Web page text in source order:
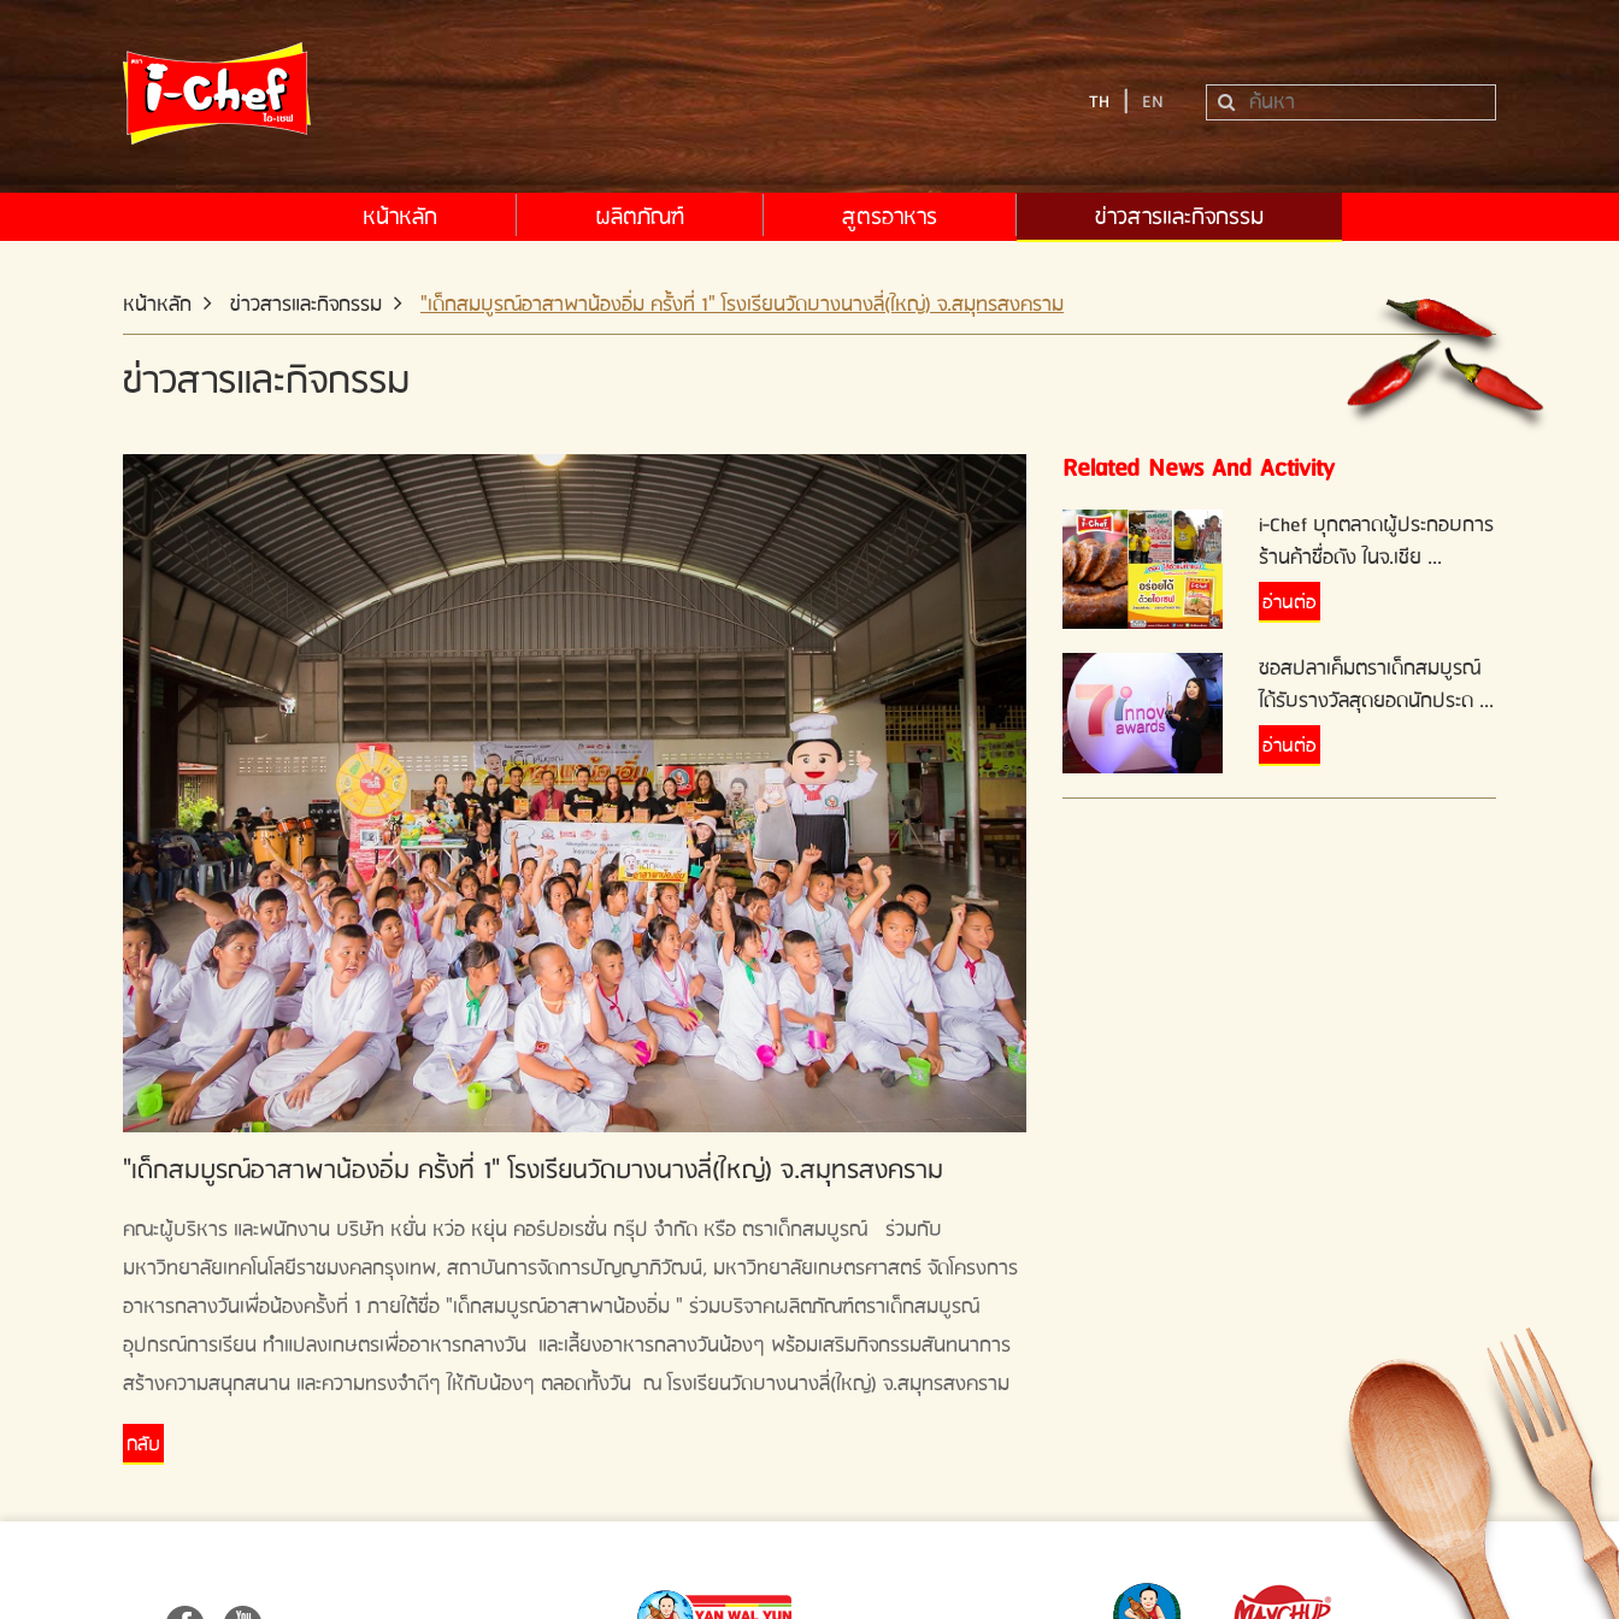
TH | EN
หน้าหลัก ผลิตภัณฑ์ สูตรอาหาร ข่าวสารและกิจกรรม
หน้าหลัก ข่าวสารและกิจกรรม "เด็กสมบูรณ์อาสาพาน้องอิ่ม ครั้งที่ 1" โรงเรียนวัดบางนางลี่(ใหญ่) จ.สมุทรสงคราม
ข่าวสารและกิจกรรม
"เด็กสมบูรณ์อาสาพาน้องอิ่ม ครั้งที่ 1" โรงเรียนวัดบางนางลี่(ใหญ่) จ.สมุทรสงคราม
คณะผู้บริหาร และพนักงาน บริษัท หยั่น หว่อ หยุ่น คอร์ปอเรชั่น กรุ๊ป จำกัด หรือ ตราเด็กสมบูรณ์ ร่วมกับ
มหาวิทยาลัยเทคโนโลยีราชมงคลกรุงเทพ, สถาบันการจัดการปัญญาภิวัฒน์, มหาวิทยาลัยเกษตรศาสตร์ จัดโครงการ
อาหารกลางวันเพื่อน้องครั้งที่ 1 ภายใต้ชื่อ "เด็กสมบูรณ์อาสาพาน้องอิ่ม " ร่วมบริจาคผลิตภัณฑ์ตราเด็กสมบูรณ์
อุปกรณ์การเรียน ทำแปลงเกษตรเพื่ออาหารกลางวัน และเลี้ยงอาหารกลางวันน้องๆ พร้อมเสริมกิจกรรมสันทนาการ
สร้างความสนุกสนาน และความทรงจำดีๆ ให้กับน้องๆ ตลอดทั้งวัน ณ โรงเรียนวัดบางนางลี่(ใหญ่) จ.สมุทรสงคราม
กลับ
Related News And Activity
i-Chef บุกตลาดผู้ประกอบการ
ร้านค้าชื่อดัง ในจ.เชีย ...
อ่านต่อ
ซอสปลาเค็มตราเด็กสมบูรณ์
ได้รับรางวัลสุดยอดนักประด ...
อ่านต่อ